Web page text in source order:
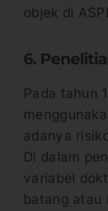
objek di
6.
Pada tahun
adanya
Di dalam
variabel
batang atau